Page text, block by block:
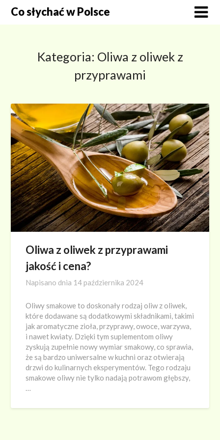
SkipCo słychać w Polsce
Kategoria: Oliwa z oliwek z
przyprawami
Oliwa z oliwek z przyprawami
jakość i cena?
Napisano dnia 14 października 2024
Oliwy smakowe to doskonały rodzaj oliw z oliwek,
które dodawane są dodatkowymi składnikami, takimi
jak aromatyczne zioła, przyprawy, owoce, warzywa,
i nawet kwiaty. Dzięki tym suplementom oliwy
zyskują zupełnie nowy wymiar smakowy, co sprawia,
że są bardzo uniwersalne w kuchni oraz otwierają
drzwi do kulinarnych eksperymentów. Tego rodzaju
smakowe oliwy nie tylko nadają potrawom głębszy,
…